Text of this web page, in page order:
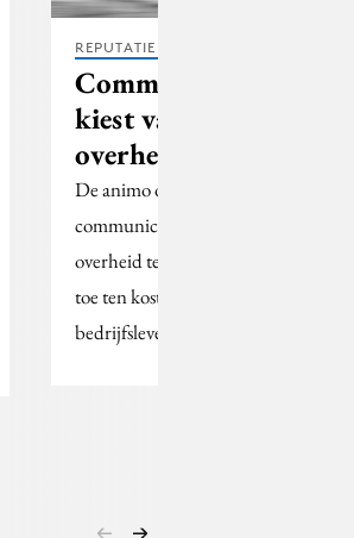
REPUTATIE & CRISIS
kiest vaker voor
overheid
De animo onder
communicatieadviseurs om bij de
overheid te gaan werken neemt sterk
toe ten koste van banen in het
bedrijfsleven. Oorzaken…